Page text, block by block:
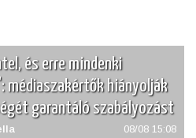
és erre mindenki
médiaszakértők hiányolják
garantáló szabályozást
08/08 15:08